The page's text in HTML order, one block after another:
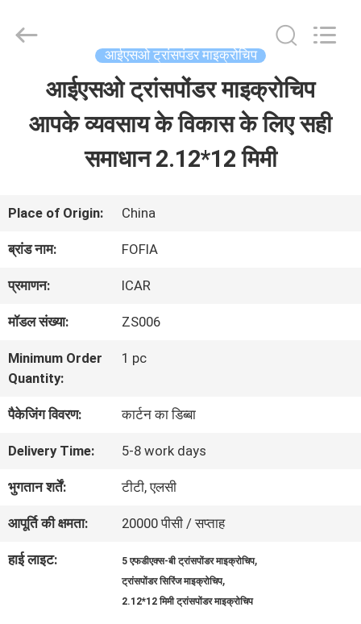
वीडियो
हमारे
बारे
कारखाना
भ्रमण
गुणवत्ता
नियंत्रण
Technology
आईएसओ ट्रांसपंडर माइक्रोचिप
आईएसओ ट्रांसपोंडर माइक्रोचिप
आपके व्यवसाय के विकास के लिए सही
समाधान 2.12*12 मिमी
Place of Origin: China
ब्रांड नाम: FOFIA
प्रमाणन: ICAR
मॉडल संख्या: ZS006
Minimum Order
Quantity:
1 pc
पैकेजिंग विवरण: कार्टन का डिब्बा
Delivery Time: 5-8 work days
भुगतान शर्तें: टीटी, एलसी
आपूर्ति की क्षमता: 20000 पीसी / सप्ताह
हाई लाइट: 5 एफडीएक्स-बी ट्रांसपोंडर माइक्रोचिप,
ट्रांसपोंडर सिरिंज माइक्रोचिप,
2.12*12 मिमी ट्रांसपोंडर माइक्रोचिप